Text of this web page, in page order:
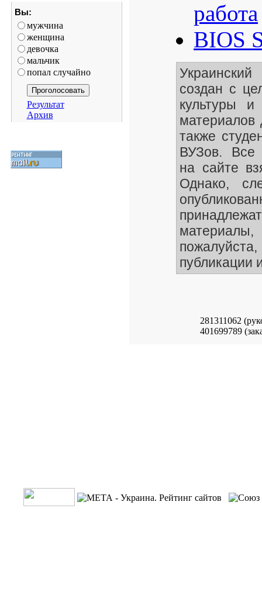
Вы:
мужчина
женщина
девочка
мальчик
попал случайно
Результат
Архив
работа
BIOS
создан с
культуры и
материалов
также
ВУЗов. Все
на сайте
Однако,
публикации
281311062
401699789